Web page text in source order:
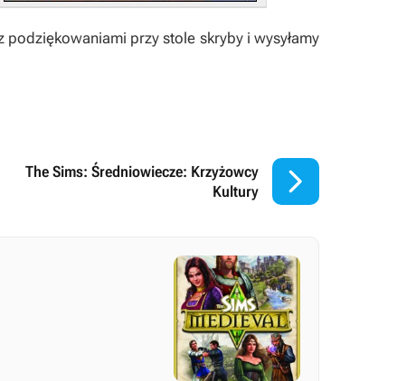
podziękowaniami przy stole skryby i wysyłamy
The Sims: Średniowiecze: Krzyżowcy
Kultury
